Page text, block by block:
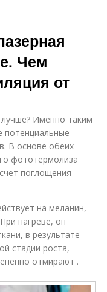
Чем
от
Именно таким
потенциальные
В основе обеих
фототермолиза
поглощения
на меланин,
нагреве, он
в результате
стадии роста,
отмирают .